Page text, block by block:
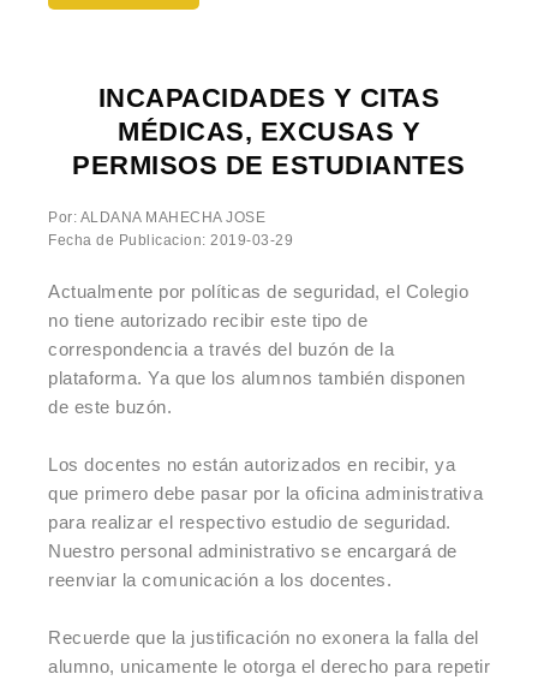
INCAPACIDADES Y CITAS
MÉDICAS, EXCUSAS Y
PERMISOS DE ESTUDIANTES
Por: ALDANA MAHECHA JOSE
Fecha de Publicacion: 2019-03-29
Actualmente por políticas de seguridad, el Colegio
no tiene autorizado recibir este tipo de
correspondencia a través del buzón de la
plataforma. Ya que los alumnos también disponen
de este buzón.
Los docentes no están autorizados en recibir, ya
que primero debe pasar por la oficina administrativa
para realizar el respectivo estudio de seguridad.
Nuestro personal administrativo se encargará de
reenviar la comunicación a los docentes.
Recuerde que la justificación no exonera la falla del
alumno, unicamente le otorga el derecho para repetir